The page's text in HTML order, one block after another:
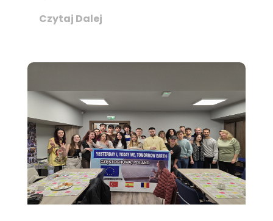
Czytaj Dalej